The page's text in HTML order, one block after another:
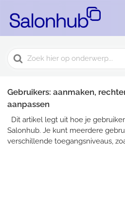
Search
For
Gebruikers: aanmaken,
aanpassen
Dit artikel legt uit hoe je
Salonhub. Je kunt meerdere
verschillende toegangsniveaus,